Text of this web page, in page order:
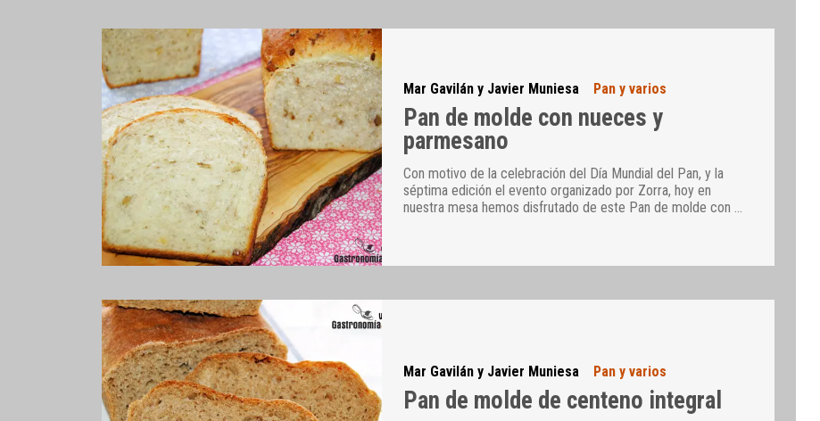
Mar Gavilán y Javier Muniesa Pan y varios
Pan de molde con nueces y
parmesano
Con motivo de la celebración del Día Mundial del Pan, y la
séptima edición el evento organizado por Zorra, hoy en
nuestra mesa hemos disfrutado de este Pan de molde con …
Mar Gavilán y Javier Muniesa Pan y varios
Pan de molde de centeno integral